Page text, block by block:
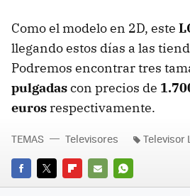
Como el modelo en 2D, este
llegando estos días a las
Podremos encontrar tres
pulgadascon precios de
euros respectivamente.
FACEBOOK
TWITTERFLIPBOARD
E-
WHATSAPP
TEMAS Televisores Televisor